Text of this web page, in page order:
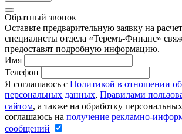
Обратный звонок
Оставьте предварительную заявку на
специалисты отдела «Теремъ-Финанс»
предоставят подробную информацию.
Имя
Телефон
Я соглашаюсь с Политикой в отношении
персональных данных, Правилами
сайтом, а также на обработку
соглашаюсь на получение рекламно-
сообщений